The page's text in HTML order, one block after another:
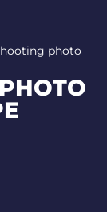
photo